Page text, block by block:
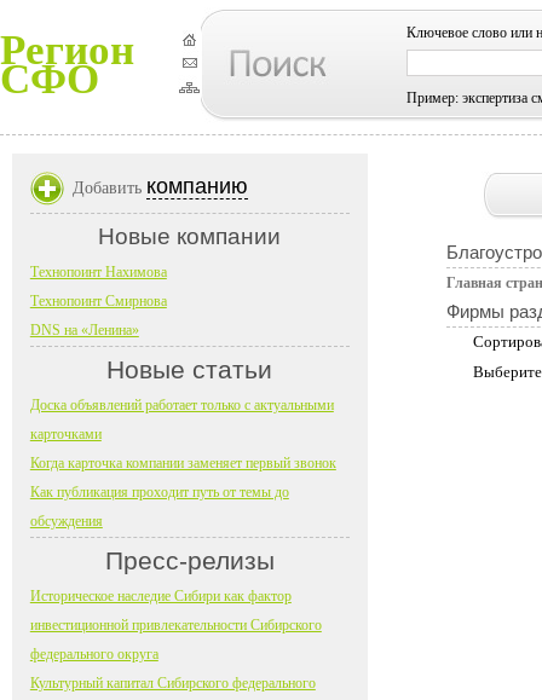
Регион
СФО
Ключевое слово или
Пример: экспертиза
Главная
Фирмы
Добавить компанию
Новые компании
Технопоинт Нахимова
Технопоинт Смирнова
DNS на «Ленина»
Новые статьи
Доска объявлений работает только с актуальными
карточками
Когда карточка компании заменяет первый звонок
Как публикация проходит путь от темы до
обсуждения
Пресс-релизы
Историческое наследие Сибири как фактор
инвестиционной привлекательности Сибирского
федерального округа
Культурный капитал Сибирского федерального